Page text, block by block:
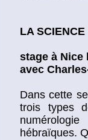
LA
stage à Nice
avec
Dans cette
trois types
hébraïques.